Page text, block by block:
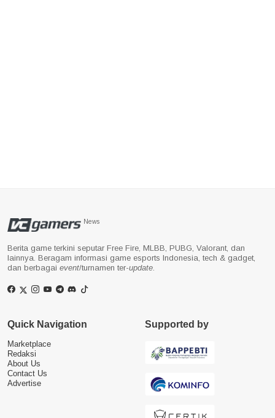
News
Berita game terkini seputar Free Fire, MLBB, PUBG, Valorant, dan
lainnya. Beragam informasi game esports Indonesia, tech & gadget,
dan berbagai event/turnamen ter-update.
Quick Navigation
Marketplace
Redaksi
About Us
Contact Us
Advertise
Supported by